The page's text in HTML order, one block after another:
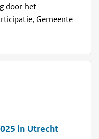
door het
Gemeente
in Utrecht